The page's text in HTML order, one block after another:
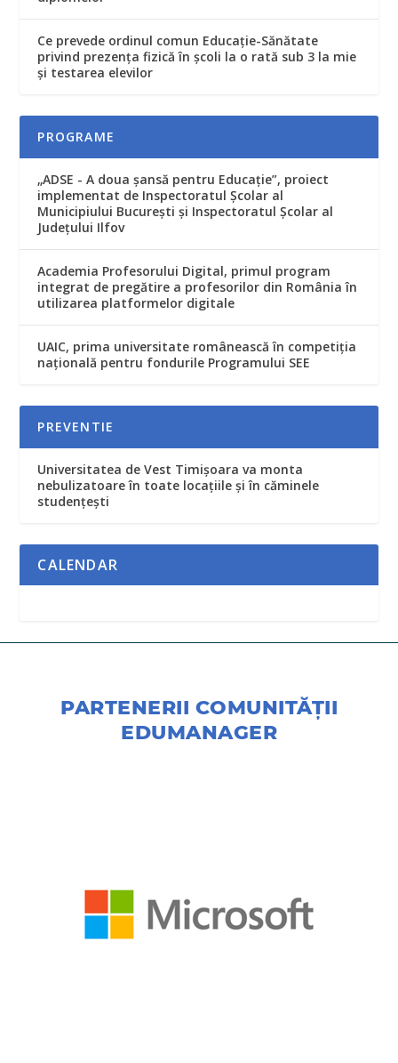
Ce prevede ordinul comun Educaţie-Sănătate
privind prezenţa fizică în şcoli la o rată sub 3 la mie
şi testarea elevilor
PROGRAME
„ADSE - A doua șansă pentru Educație”, proiect
implementat de Inspectoratul Școlar al
Municipiului București și Inspectoratul Școlar al
Județului Ilfov
Academia Profesorului Digital, primul program
integrat de pregătire a profesorilor din România în
utilizarea platformelor digitale
UAIC, prima universitate românească în competiţia
naţională pentru fondurile Programului SEE
PREVENTIE
Universitatea de Vest Timişoara va monta
nebulizatoare în toate locaţiile şi în căminele
studenţeşti
CALENDAR
PARTENERII COMUNITĂŢII
EDUMANAGER